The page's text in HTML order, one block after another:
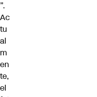
”.
Ac
tu
al
m
en
te,
el